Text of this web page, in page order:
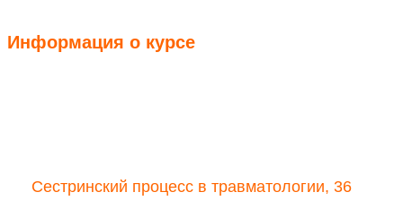
Информация о курсе
Сестринский процесс в травматологии, 36